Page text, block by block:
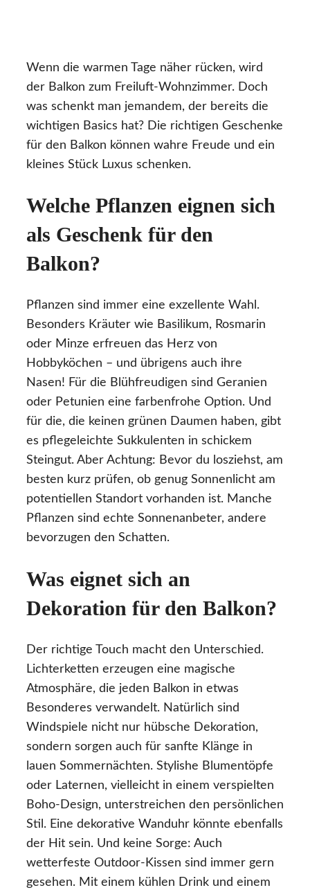
Wenn die warmen Tage näher rücken, wird
der Balkon zum Freiluft-Wohnzimmer. Doch
was schenkt man jemandem, der bereits die
wichtigen Basics hat? Die richtigen Geschenke
für den Balkon können wahre Freude und ein
kleines Stück Luxus schenken.
Welche Pflanzen eignen sich
als Geschenk für den
Balkon?
Pflanzen sind immer eine exzellente Wahl.
Besonders Kräuter wie Basilikum, Rosmarin
oder Minze erfreuen das Herz von
Hobbyköchen – und übrigens auch ihre
Nasen! Für die Blühfreudigen sind Geranien
oder Petunien eine farbenfrohe Option. Und
für die, die keinen grünen Daumen haben, gibt
es pflegeleichte Sukkulenten in schickem
Steingut. Aber Achtung: Bevor du losziehst, am
besten kurz prüfen, ob genug Sonnenlicht am
potentiellen Standort vorhanden ist. Manche
Pflanzen sind echte Sonnenanbeter, andere
bevorzugen den Schatten.
Was eignet sich an
Dekoration für den Balkon?
Der richtige Touch macht den Unterschied.
Lichterketten erzeugen eine magische
Atmosphäre, die jeden Balkon in etwas
Besonderes verwandelt. Natürlich sind
Windspiele nicht nur hübsche Dekoration,
sondern sorgen auch für sanfte Klänge in
lauen Sommernächten. Stylishe Blumentöpfe
oder Laternen, vielleicht in einem verspielten
Boho-Design, unterstreichen den persönlichen
Stil. Eine dekorative Wanduhr könnte ebenfalls
der Hit sein. Und keine Sorge: Auch
wetterfeste Outdoor-Kissen sind immer gern
gesehen. Mit einem kühlen Drink und einem